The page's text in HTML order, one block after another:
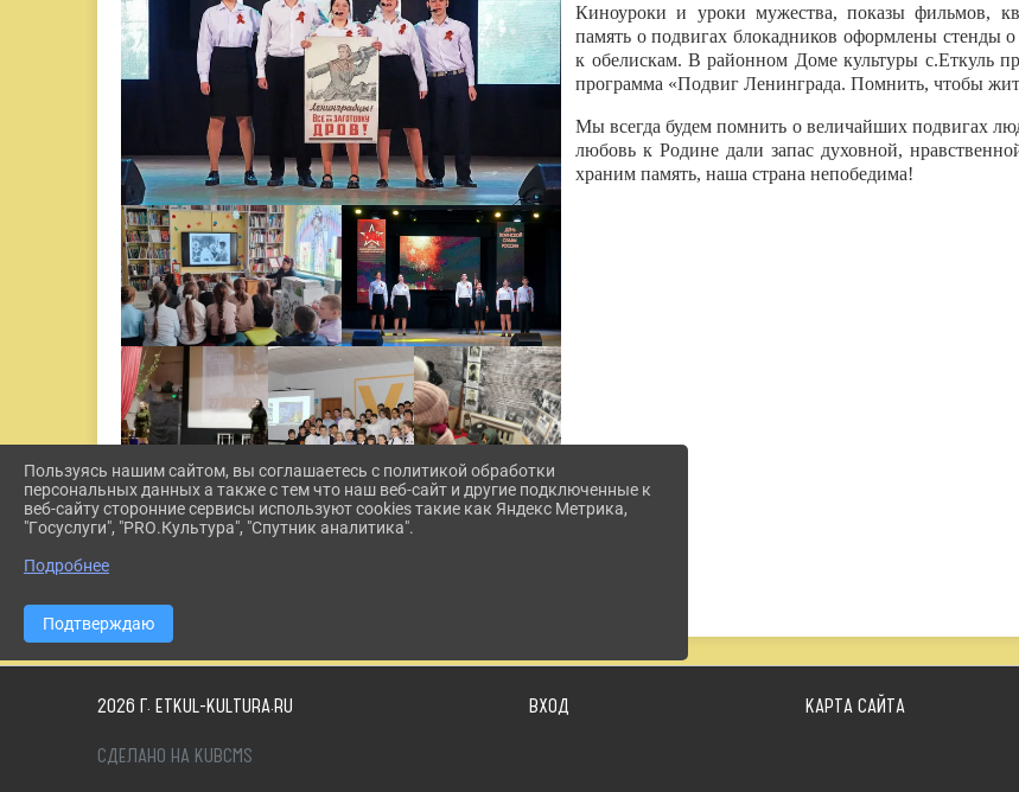
Киноуроки и уроки мужества, показы фильмов,
память о подвигах блокадников оформлены стенды
к обелискам. В районном Доме культуры с.Еткуль
программа «Подвиг Ленинграда. Помнить, чтобы
Мы всегда будем помнить о величайших подвигах
любовь к Родине дали запас духовной,
храним память, наша страна непобедима!
2026 Г. ETKUL-KULTURA.RU ВХОД КАРТА САЙТА
СДЕЛАНО НА KUBCMS
Пользуясь нашим сайтом, вы соглашаетесь с политикой обработки
персональных данных а также с тем что наш веб-сайт и другие подключенные к
веб-сайту сторонние сервисы используют cookies такие как Яндекс Метрика,
"Госуслуги", "PRO.Культура", "Спутник аналитика".
Подробнее
Подтверждаю